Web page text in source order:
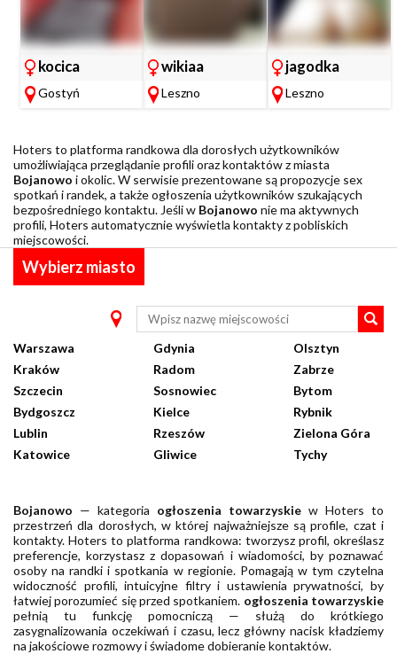
kocica
Gostyń
wikiaa
Leszno
jagodka
Leszno
Hoters to platforma randkowa dla dorosłych użytkowników
umożliwiająca przeglądanie profili oraz kontaktów z miasta
Bojanowo i okolic. W serwisie prezentowane są propozycje sex
spotkań i randek, a także ogłoszenia użytkowników szukających
bezpośredniego kontaktu. Jeśli w Bojanowo nie ma aktywnych
profili, Hoters automatycznie wyświetla kontakty z pobliskich
miejscowości.
Wybierz miasto
Warszawa
Kraków
Szczecin
Bydgoszcz
Lublin
Katowice
Gdynia
Radom
Sosnowiec
Kielce
Rzeszów
Gliwice
Olsztyn
Zabrze
Bytom
Rybnik
Zielona Góra
Tychy
Bojanowo — kategoria ogłoszenia towarzyskie w Hoters to
przestrzeń dla dorosłych, w której najważniejsze są profile, czat i
kontakty. Hoters to platforma randkowa: tworzysz profil, określasz
preferencje, korzystasz z dopasowań i wiadomości, by poznawać
osoby na randki i spotkania w regionie. Pomagają w tym czytelna
widoczność profili, intuicyjne filtry i ustawienia prywatności, by
łatwiej porozumieć się przed spotkaniem. ogłoszenia towarzyskie
pełnią tu funkcję pomocniczą — służą do krótkiego
zasygnalizowania oczekiwań i czasu, lecz główny nacisk kładziemy
na jakościowe rozmowy i świadome dobieranie kontaktów.